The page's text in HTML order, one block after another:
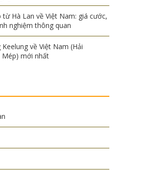
từ Hà Lan về Việt Nam: giá cước,
nghiệm thông quan
về Việt Nam (Hải
Mép) mới nhất